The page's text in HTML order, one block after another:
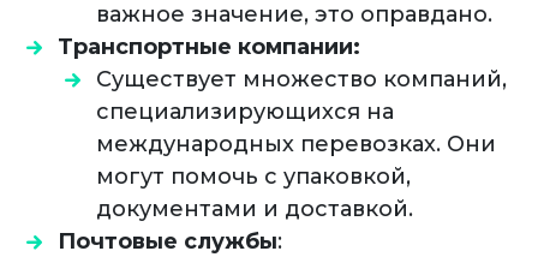
важное значение, это оправдано.
Транспортные компании:
Существует множество компаний,
специализирующихся на
международных перевозках. Они
могут помочь с упаковкой,
документами и доставкой.
Почтовые службы: